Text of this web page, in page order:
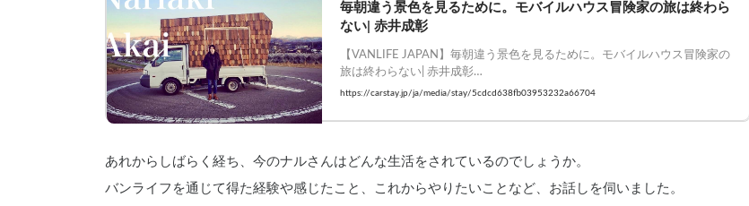
毎朝違う景色を見るために。モバイルハウス冒険家の旅は終わら
ない| 赤井成彰
【VANLIFE JAPAN】毎朝違う景色を見るために。モバイルハウス冒険家の
旅は終わらない| 赤井成彰
    #Carstay #VANLIFE #車中泊
https://carstay.jp/ja/media/stay/5cdcd638fb03953232a66704
あれからしばらく経ち、今のナルさんはどんな生活をされているのでしょうか。
バンライフを通じて得た経験や感じたこと、これからやりたいことなど、お話しを伺いました。